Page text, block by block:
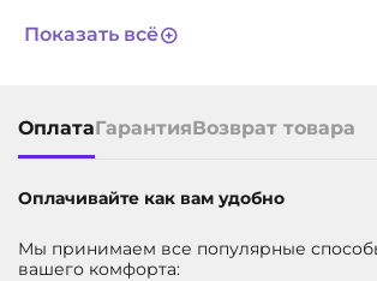
App Store. Такое несоответствие
законодательства признается
1 год
СРОК СЛУЖБЫ
ТИП СИМ-КАРТЫ
ДИАГОНАЛЬ ЭКРАНА, В ДЮЙМАХ
6.3
Показать всё
ОплатаГарантияВозврат товара
Оплачивайте как вам удобно
Мы принимаем все популярные
вашего комфорта: